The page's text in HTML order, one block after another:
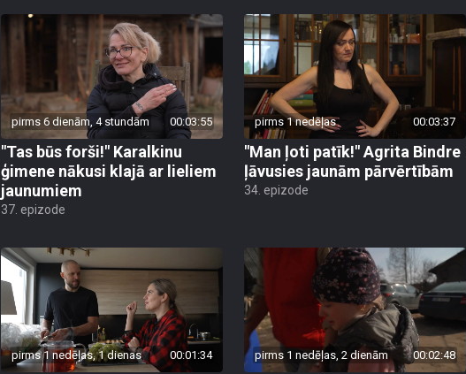
pirms 6 dienām, 4 stundām 00:03:55
"Tas būs forši!" Karalkinu
ģimene nākusi klajā ar lieliem
jaunumiem
37. epizode
pirms 1 nedēļas 00:03:37
"Man ļoti patīk!" Agrita Bindre
ļāvusies jaunām pārvērtībām
34. epizode
pirms 1 nedēļas, 1 dienas 00:01:34 pirms 1 nedēļas, 2 dienām 00:02:48